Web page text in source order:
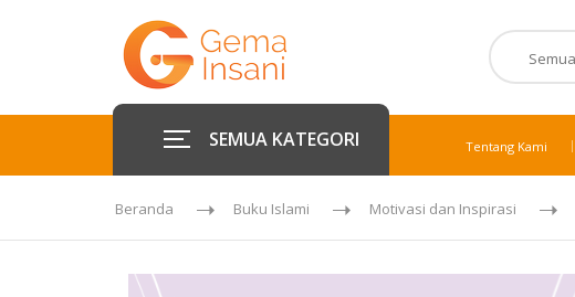
SEMUA KATEGORI Tentang Kami
Beranda Buku Islami Motivasi dan Inspirasi